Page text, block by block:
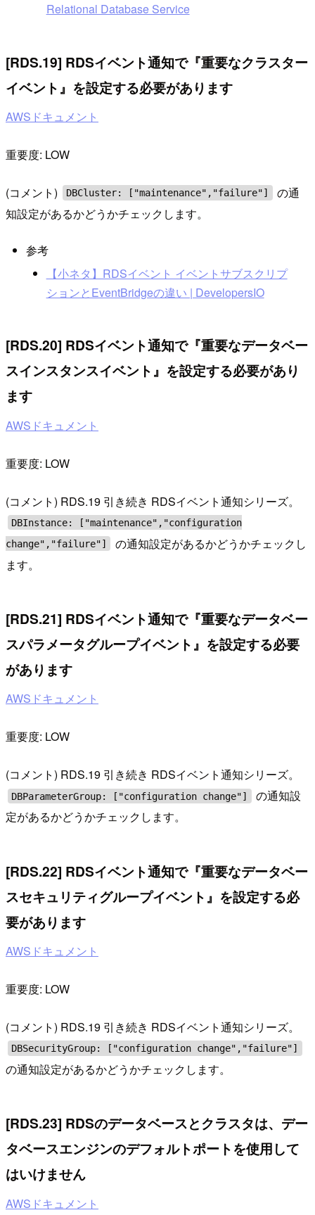
Relational Database Service
[RDS.19] RDSイベント通知で『重要なクラスター
イベント』を設定する必要があります
AWSドキュメント
重要度: LOW
(コメント) DBCluster: ["maintenance","failure"]
の通
知設定があるかどうかチェックします。
参考
【小ネタ】RDSイベント イベントサブスクリプ
ションとEventBridgeの違い | DevelopersIO
[RDS.20] RDSイベント通知で『重要なデータベー
スインスタンスイベント』を設定する必要があり
ます
AWSドキュメント
重要度: LOW
(コメント) RDS.19 引き続き RDSイベント通知シリーズ。
DBInstance: ["maintenance","configuration
change","failure"]
の通知設定があるかどうかチェックし
ます。
[RDS.21] RDSイベント通知で『重要なデータベー
スパラメータグループイベント』を設定する必要
があります
AWSドキュメント
重要度: LOW
(コメント) RDS.19 引き続き RDSイベント通知シリーズ。
DBParameterGroup: ["configuration change"]
の通知設
定があるかどうかチェックします。
[RDS.22] RDSイベント通知で『重要なデータベー
スセキュリティグループイベント』を設定する必
要があります
AWSドキュメント
重要度: LOW
(コメント) RDS.19 引き続き RDSイベント通知シリーズ。
DBSecurityGroup: ["configuration change","failure"]
の通知設定があるかどうかチェックします。
[RDS.23] RDSのデータベースとクラスタは、デー
タベースエンジンのデフォルトポートを使用して
はいけません
AWSドキュメント